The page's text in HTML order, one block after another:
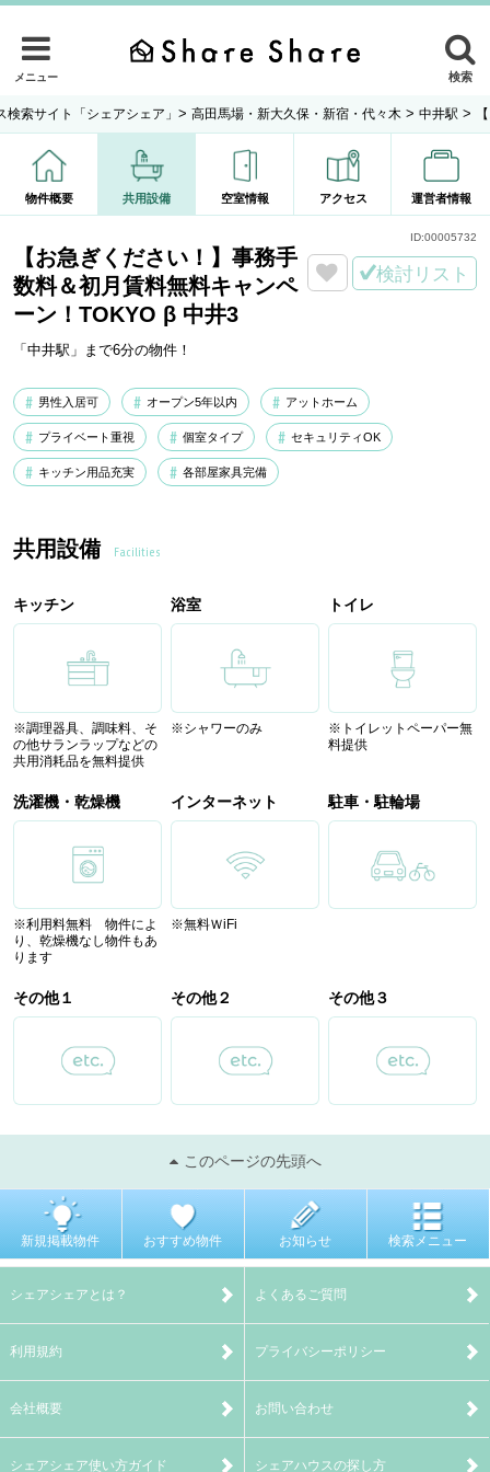
メニュー 検索
検索サイト「シェアシェア」 > 高田馬場・新大久保・新宿・代々木 > 中井駅 >
物件概要 共用設備 空室情報 アクセス 運営者情報
【お急ぎください！】事務手
数料＆初月賃料無料キャンペ
ーン！TOKYO β 中井3
「中井駅」まで6分の物件！
検討リスト
男性入居可 オープン5年以内 アットホーム
プライベート重視 個室タイプ セキュリティOK
キッチン用品充実 各部屋家具完備
ID:00005732
共用設備 Facilities
キッチン
※調理器具、調味料、そ
の他サランラップなどの
共用消耗品を無料提供
浴室
※シャワーのみ
トイレ
※トイレットペーパー無
料提供
洗濯機・乾燥機
※利用料無料 物件によ
り、乾燥機なし物件もあ
ります
インターネット
※無料ＷiFi
駐車・駐輪場
その他１ その他２ その他３
このページの先頭へ
新規掲載物件 おすすめ物件 お知らせ 検索メニュー
シェアシェアとは？ よくあるご質問
利用規約 プライバシーポリシー
会社概要 お問い合わせ
シェアシェア使い方ガイド シェアハウスの探し方